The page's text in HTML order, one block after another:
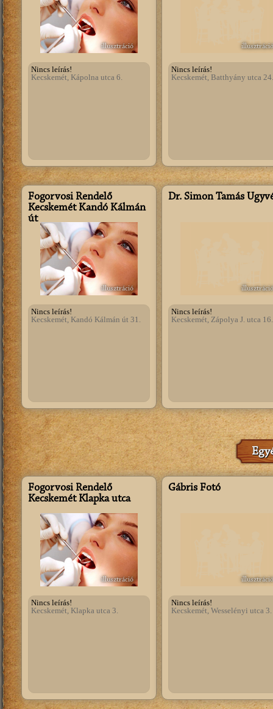
illusztráció
Nincs leírás!
Kecskemét, Kápolna utca 6.
illusztráció
Nincs leírás!
Kecskemét, Batthyány utca 24.
Fogorvosi Rendelő
Kecskemét Kandó Kálmán
út
illusztráció
Nincs leírás!
Kecskemét, Kandó Kálmán út 31.
Dr. Simon Tamás
illusztráció
Nincs leírás!
Kecskemét, Zápolya J. utca 16.
Fogorvosi Rendelő
Kecskemét Klapka utca
illusztráció
Nincs leírás!
Kecskemét, Klapka utca 3.
Gábris Fotó
illusztráció
Nincs leírás!
Kecskemét, Wesselényi utca 3.